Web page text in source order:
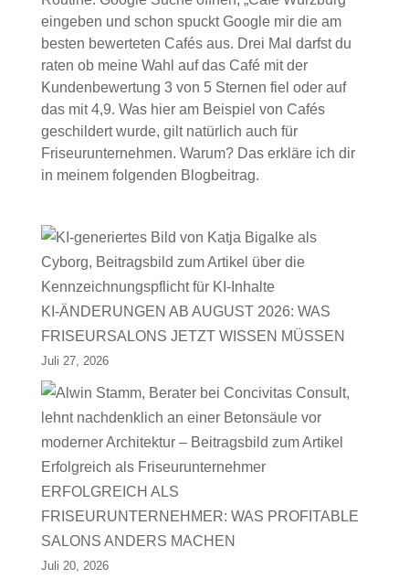
eingeben und schon spuckt Google mir die am
besten bewerteten Cafés aus. Drei Mal darfst du
raten ob meine Wahl auf das Café mit der
Kundenbewertung 3 von 5 Sternen fiel oder auf
das mit 4,9. Was hier am Beispiel von Cafés
geschildert wurde, gilt natürlich auch für
Friseurunternehmen. Warum? Das erkläre ich dir
in meinem folgenden Blogbeitrag.
KI-ÄNDERUNGEN AB AUGUST 2026: WAS
FRISEURSALONS JETZT WISSEN MÜSSEN
Juli 27, 2026
ERFOLGREICH ALS
FRISEURUNTERNEHMER: WAS PROFITABLE
SALONS ANDERS MACHEN
Juli 20, 2026